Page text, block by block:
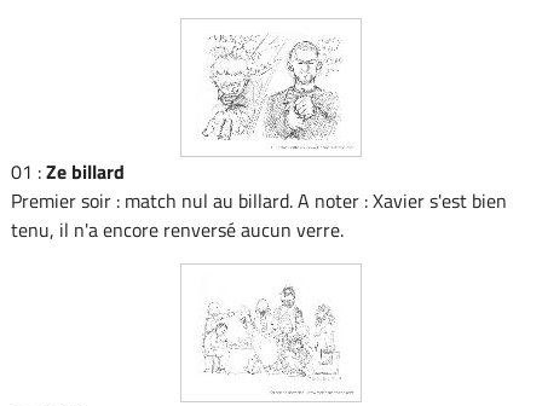
01 :Ze billard
Premier soir : match nul au billard. A noter : Xavier s'est bien
tenu, il n'a encore renversé aucun verre.